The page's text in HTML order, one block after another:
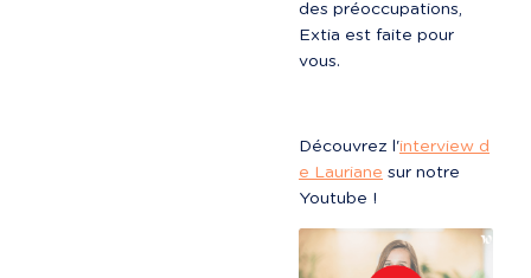
des préoccupations,
Extia est faite pour
vous.
Découvrez l'interview d
e Lauriane sur notre
Youtube !